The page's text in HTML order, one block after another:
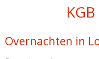
de
hoofdinhoud
Overnachten in